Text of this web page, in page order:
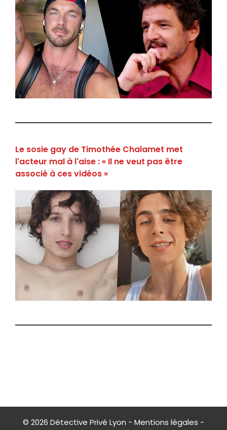
Le sosie gay de Timothée Chalamet met
l'acteur mal à l'aise : « Il ne veut pas être
associé à ces vidéos »
© 2026 Détective Privé Lyon - Mentions légales -